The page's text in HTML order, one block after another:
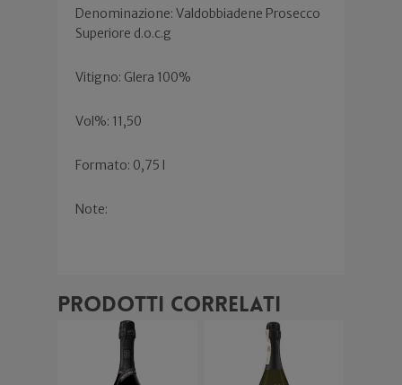
Denominazione: Valdobbiadene Prosecco
Superiore d.o.c.g
Vitigno: Glera 100%
Vol%: 11,50
Formato: 0,75 l
Note:
Prodotti correlati